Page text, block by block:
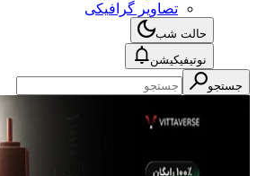
تصاویر گرافیکی
حالت شب
نوتیفیکیشن
جستجو